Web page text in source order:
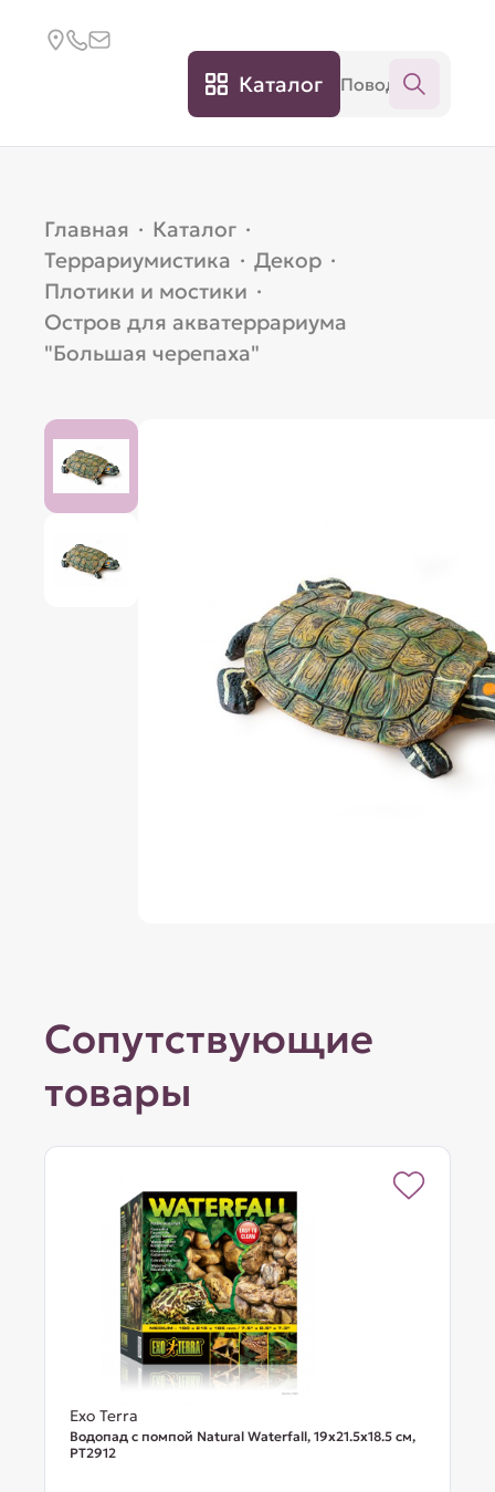
Каталог
Главная · Каталог ·
Террариумистика · Декор ·
Плотики и мостики ·
Остров для акватеррариума
"Большая черепаха"
Сопутствующие
товары
Exo Terra
Водопад с помпой Natural Waterfall, 19x21.5x18.5 см,
PT2912